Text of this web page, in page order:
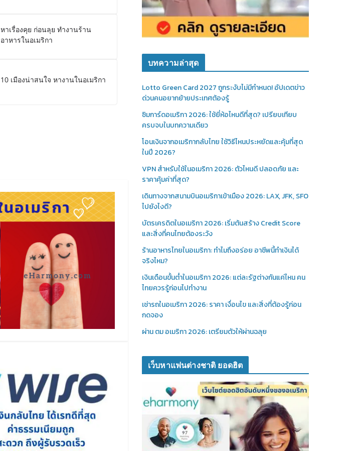
หาเรื่องคุย ก่อนลุย ทำงานร้าน
อาหารในอเมริกา
10 เมืองน่าสนใจ หางานในอเมริกา
บทความล่าสุด
Lotto Green Card 2027 ถูกระงับไม่มีกำหนด! อัปเดตข่าว
ด่วนคนอยากย้ายประเทศต้องรู้
ซิมการ์ดอเมริกา 2026: ใช้ยี่ห้อไหนดีที่สุด? เปรียบเทียบ
ครบจบในบทความเดียว
โอนเงินจากอเมริกากลับไทย ใช้วิธีไหนประหยัดและคุ้มที่สุด
ในปี 2026?
VPN สำหรับใช้ในอเมริกา 2026: ตัวไหนดี ปลอดภัย และ
ราคาคุ้มค่าที่สุด?
เดินทางจากสนามบินอเมริกาเข้าเมือง 2026: LAX, JFK, SFO
ไปยังไงดี?
บัตรเครดิตในอเมริกา 2026: เริ่มต้นสร้าง Credit Score
และสิ่งที่คนไทยต้องระวัง
ร้านอาหารไทยในอเมริกา: ทำไมถึงอร่อย อาชีพนี้ทำเงินได้
จริงไหม?
เงินเดือนขั้นต่ำในอเมริกา 2026: แต่ละรัฐต่างกันแค่ไหน คน
ไทยควรรู้ก่อนไปทำงาน
เช่ารถในอเมริกา 2026: ราคา เงื่อนไข และสิ่งที่ต้องรู้ก่อน
กดจอง
ผ่าน ตม อเมริกา 2026: เตรียมตัวให้ผ่านฉลุย
เว็บหาแฟนต่างชาติ ยอดฮิต